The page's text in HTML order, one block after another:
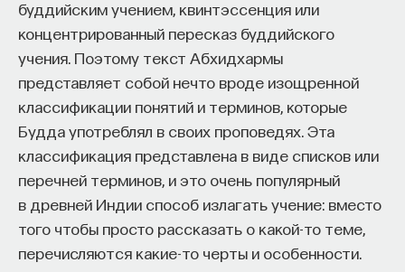
буддийским учением, квинтэссенция или
концентрированный пересказ буддийского
учения. Поэтому текст Абхидхармы
представляет собой нечто вроде изощренной
классификации понятий и терминов, которые
Будда употреблял в своих проповедях. Эта
классификация представлена в виде списков или
перечней терминов, и это очень популярный
в древней Индии способ излагать учение: вместо
того чтобы просто рассказать о какой-то теме,
перечисляются какие-то черты и особенности.